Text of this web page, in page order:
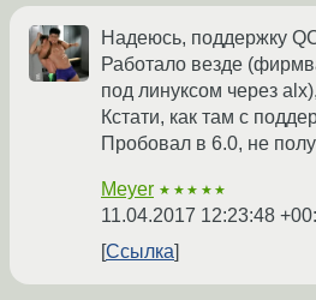
Надеюсь, поддержку
Работало везде
под линуксом через
Кстати, как там с
Пробовал в 6.0, не
Meyer ★★★★★
11.04.2017 12:23:48
Ссылка